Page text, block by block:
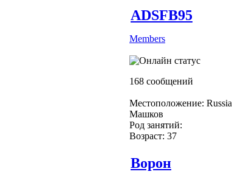
ADSFB95
Members
168 сообщений
Местоположение: Russia
Машков
Род занятий:
Возраст: 37
Ворон